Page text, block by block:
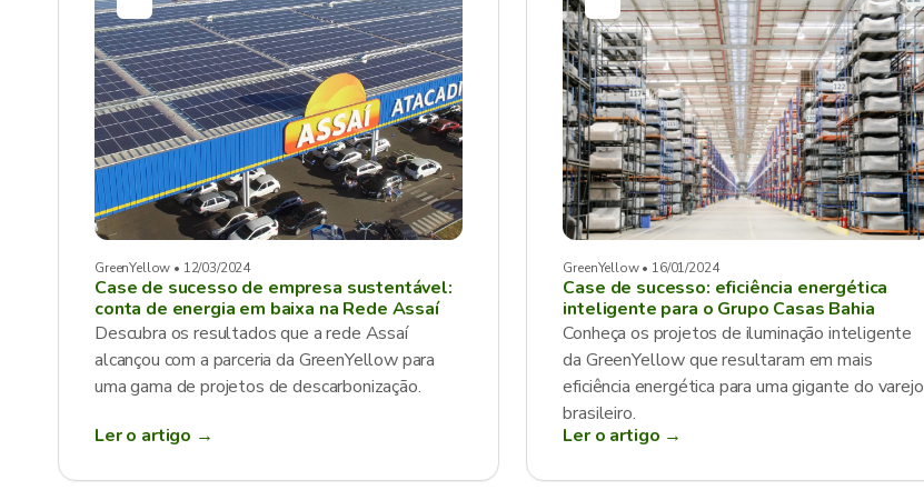
GreenYellow • 12/03/2024
Case de sucesso de empresa sustentável:
conta de energia em baixa na Rede Assaí
Descubra os resultados que a rede Assaí
alcançou com a parceria da GreenYellow para
uma gama de projetos de descarbonização.
Ler o artigo →
GreenYellow • 16/01/2024
Case de sucesso: eficiência energética
inteligente para o Grupo Casas Bahia
Conheça os projetos de iluminação inteligente
da GreenYellow que resultaram em mais
eficiência energética para uma gigante do varejo
brasileiro.
Ler o artigo →